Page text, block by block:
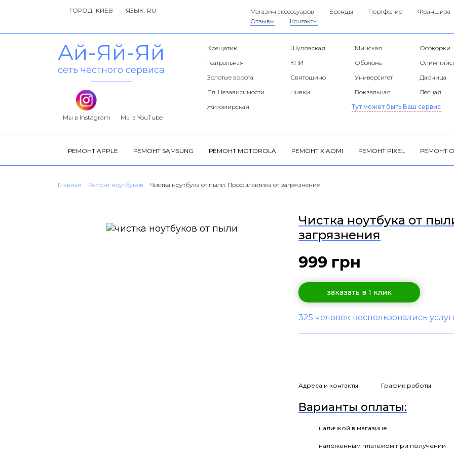
ГОРОД: ЯЗЫК: Магазин аксессуаров Бренды Портфолио
Франшиза
Отзывы
Контакты
Ай-Яй-Яй
сеть честного сервиса
Мы в Instagram Мы в YouTube
Крещатик Шулявская Минская
Осокорки
Театральная
КПИ Оболонь
Золотые ворота
Святошино Университет
Дарница
Пл. Независимости
Нивки Вокзальная
Лесная
Житомирская
Тут может быть Ваш сервис
РЕМОНТ APPLE РЕМОНТ SAMSUNG РЕМОНТ MOTOROLA РЕМОНТ XIAOMI РЕМОНТ PIXEL РЕМОНТ
Главная Ремонт ноутбуков Чистка ноутбука от пыли. Профилактика от загрязнения
Чистка ноутбука от
загрязнения
999 грн
заказать в 1 клик
325 человек воспользовались
Адреса и контакты График работы
Варианты оплаты:
наличкой в магазине
наложенным платежом при получении